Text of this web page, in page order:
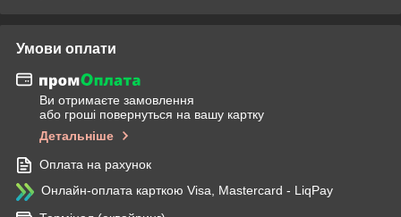
Умови оплати
Ви отримаєте замовлення
або гроші повернуться на вашу картку
Детальніше
Оплата на рахунок
Онлайн-оплата карткою Visa, Mastercard - LiqPay